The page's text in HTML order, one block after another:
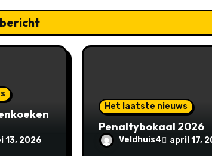
13, 2026
Het laatste nieuws
Penaltybokaal 2026
Veldhuis4 april 17,